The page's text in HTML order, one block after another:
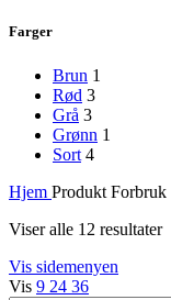
Farger
Brun 1
Rød 3
Grå 3
Grønn 1
Sort 4
Hjem Produkt Forbruk
Viser alle 12 resultater
Vis sidemenyen
Vis 9 24 36